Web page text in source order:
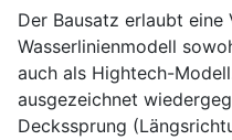
Der Bausatz erlaubt
Wasserlinienmodell
auch als Hightech-
ausgezeichnet
Deckssprung